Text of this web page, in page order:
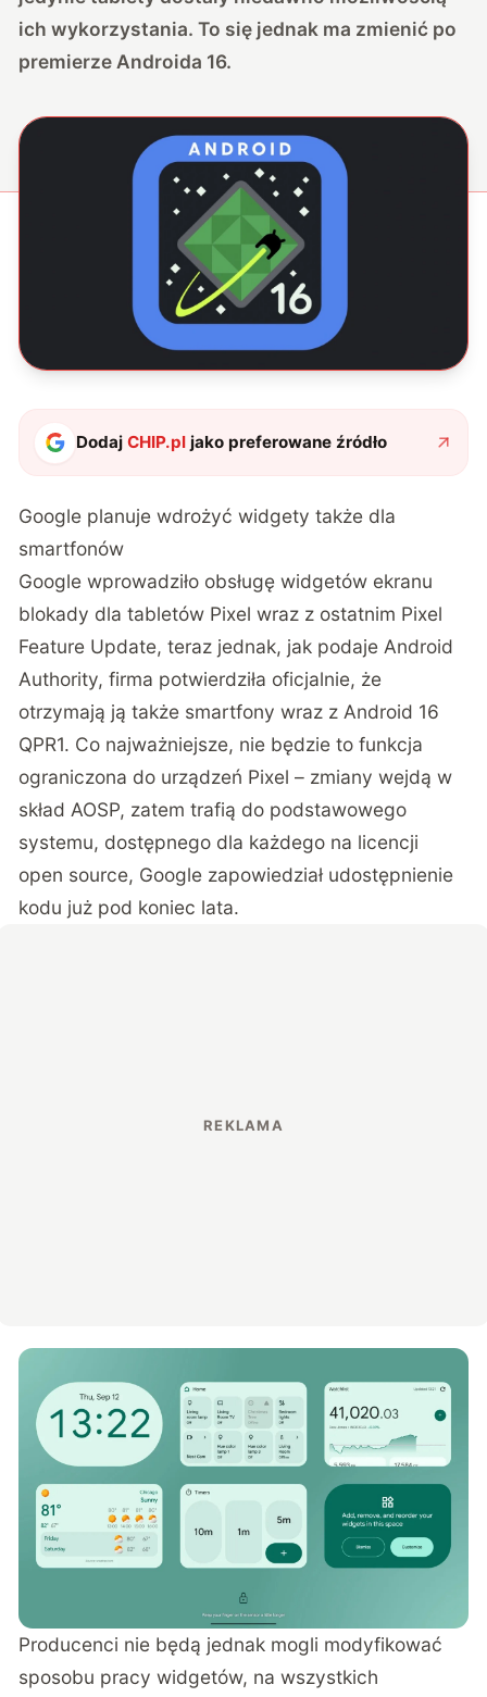
ich wykorzystania. To się jednak ma zmienić po
premierze Androida 16.
DodajCHIP.pl jako preferowane źródło
Google planuje wdrożyć widgety także dla
smartfonów
Google wprowadziło obsługę widgetów ekranu
blokady dla tabletów Pixel wraz z ostatnim Pixel
Feature Update, teraz jednak, jak podaje Android
Authority, firma potwierdziła oficjalnie, że
otrzymają ją także smartfony wraz z Android 16
QPR1. Co najważniejsze, nie będzie to funkcja
ograniczona do urządzeń Pixel – zmiany wejdą w
skład AOSP, zatem trafią do podstawowego
systemu, dostępnego dla każdego na licencji
open source, Google zapowiedział udostępnienie
kodu już pod koniec lata.
Producenci nie będą jednak mogli modyfikować
sposobu pracy widgetów, na wszystkich